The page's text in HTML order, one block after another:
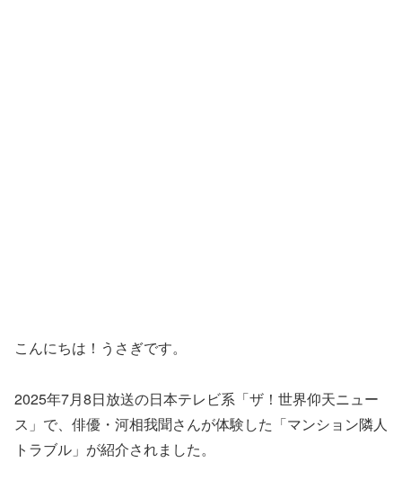
こんにちは！うさぎです。
2025年7月8日放送の日本テレビ系「ザ！世界仰天ニュー
ス」で、俳優・河相我聞さんが体験した「マンション隣人
トラブル」が紹介されました。